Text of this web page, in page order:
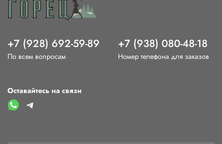
+7 (928) 692-59-89
По всем вопросам
+7 (938) 080-48-18
Номер телефона для заказов
Оставайтесь на связи